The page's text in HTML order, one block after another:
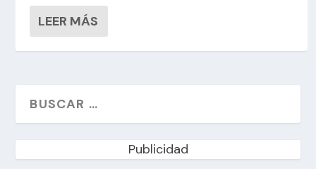
LEER MÁS
Publicidad